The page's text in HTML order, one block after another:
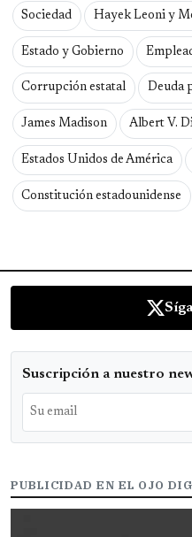
Sociedad Hayek Leoni y
Estado y Gobierno
Corrupción estatal Deuda
James Madison Albert V.
Estados Unidos de América
Constitución estadounidense
Suscripción a nuestro
PUBLICIDAD EN EL OJO